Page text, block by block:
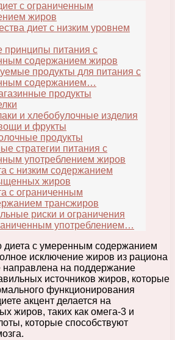
с ограниченным
жиров
диет с низким уровнем
принципы питания с
содержанием жиров
продукты для питания с
содержанием…
продукты
и хлебобулочные изделия
и фрукты
продукты
стратегии питания с
употреблением жиров
с низким содержанием
жиров
с ограниченным
трансжиров
риски и ограничения
употреблением…
диета с умеренным содержанием
исключение жиров из рациона
направлена на поддержание
источников жиров, которые
функционирования
акцент делается на
жиров, таких как омега-3 и
которые способствуют